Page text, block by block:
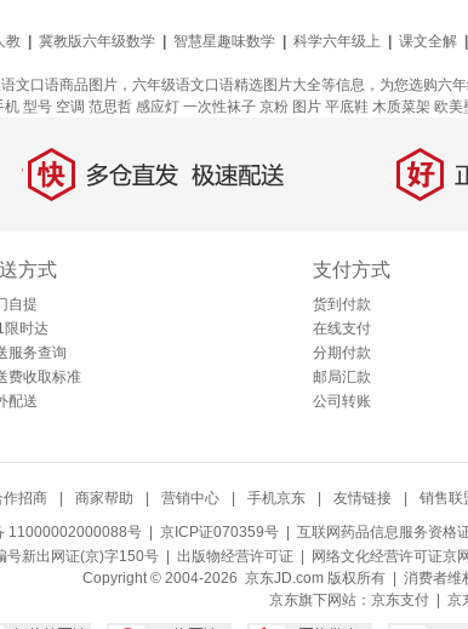
教 冀教版六年级数学 智慧星趣味数学 科学六年级上 课文全解
文口语商品图片，六年级语文口语精选图片大全等信息，为您选购六
机 型号 空调 范思哲 感应灯 一次性袜子 京粉 图片 平底鞋 木质菜架 欧美
快 多仓直发，极速配送 好 正
方式
自提
限时达
服务查询
费收取标准
配送
支付方式
货到付款
在线支付
分期付款
邮局汇款
公司转账
作招商 商家帮助 营销中心 手机京东 友情链接 销售联
11000002000088号 | 京ICP证070359号 | 互联网药品信息服务资格
号新出网证(京)字150号 | 出版物经营许可证| 网络文化经营许可证京
Copyright © 2004-2026 京东JD.com 版权所有 | 消费者
京东旗下网站： 京东支付| 京